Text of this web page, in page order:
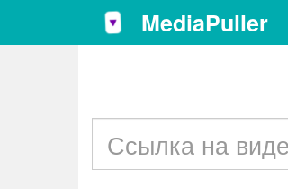
MediaPuller